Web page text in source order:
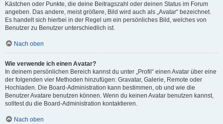
Kästchen oder Punkte, die deine Beitragszahl oder deinen Status im Forum
angeben. Das andere, meist größere, Bild wird auch als „Avatar“ bezeichnet.
Es handelt sich hierbei in der Regel um ein persönliches Bild, welches von
Benutzer zu Benutzer unterschiedlich ist.
Nach oben
Wie verwende ich einen Avatar?
In deinem persönlichen Bereich kannst du unter „Profil“ einen Avatar über eine
der folgenden vier Methoden hinzufügen: Gravatar, Galerie, Remote oder
Hochladen. Die Board-Administration kann bestimmen, ob und wie die
Benutzer Avatare benutzen können. Wenn du keinen Avatar benutzen kannst,
solltest du die Board-Administration kontaktieren.
Nach oben